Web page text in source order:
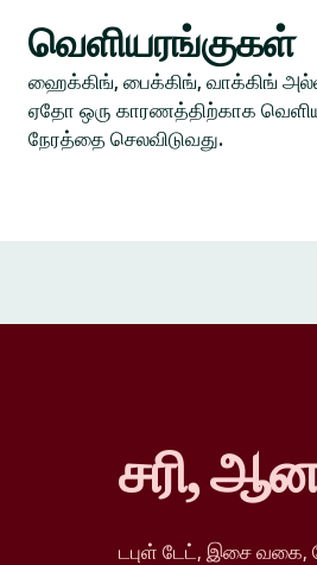
வெளியரங்குகள்
ஹைக்கிங், பைக்கிங், வாக்கிங்
ஏதோ ஒரு காரணத்திற்காக
நேரத்தை செலவிடுவது.
சரி,
டபுள் டேட், இசை வகை,